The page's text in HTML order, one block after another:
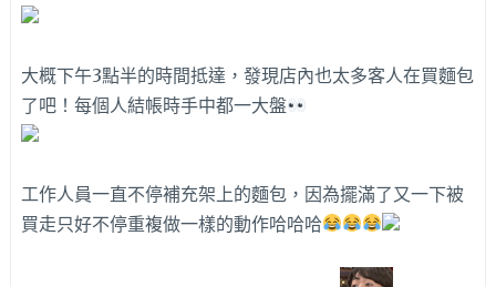
大概下午3點半的時間抵達，發現店內也太多客人在買麵包
了吧！每個人結帳時手中都一大盤
工作人員一直不停補充架上的麵包，因為擺滿了又一下被
買走只好不停重複做一樣的動作哈哈哈